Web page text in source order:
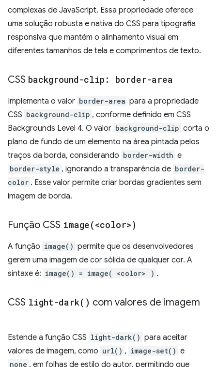
complexas de JavaScript. Essa propriedade oferece
uma solução robusta e nativa do CSS para tipografia
responsiva que mantém o alinhamento visual em
diferentes tamanhos de tela e comprimentos de texto.
CSS background-clip: border-area
Implementa o valor border-area para a propriedade
CSS background-clip , conforme definido em CSS
Backgrounds Level 4. O valor background-clip corta o
plano de fundo de um elemento na área pintada pelos
traços da borda, considerando border-width e
border-style , ignorando a transparência de border-
color . Esse valor permite criar bordas gradientes sem
imagem de borda.
Função CSS image(<color>)
A função image() permite que os desenvolvedores
gerem uma imagem de cor sólida de qualquer cor. A
sintaxe é: image() = image( <color> ) .
CSS light-dark( ) com valores de imagem
Estende a função CSS light-dark() para aceitar
valores de imagem, como url() , image-set() e
none , em folhas de estilo do autor, permitindo que